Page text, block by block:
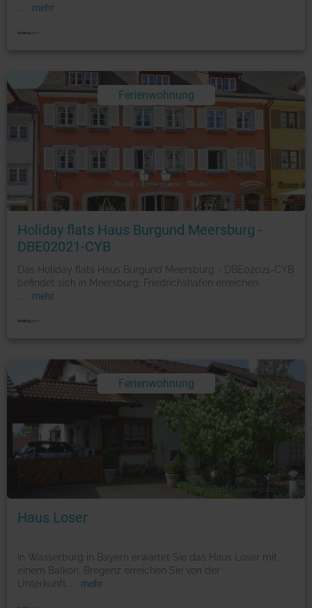
mehr
Ferienwohnung
Foto: © booking.com
Holiday flats Haus Burgund Meersburg -
DBE02021-CYB
Das Holiday flats Haus Burgund Meersburg - DBE02021-CYB
befindet sich in Meersburg. Friedrichshafen erreichen
mehr
Ferienwohnung
Foto: © booking.com
Haus Loser
In Wasserburg in Bayern erwartet Sie das Haus Loser mit
einem Balkon. Bregenz erreichen Sie von der
Unterkunft
mehr